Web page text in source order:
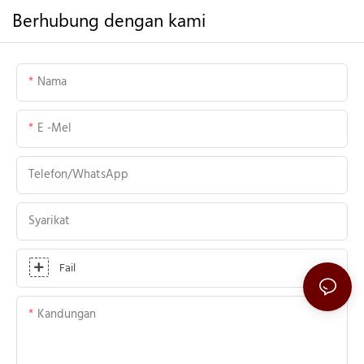
Berhubung dengan kami
Nama
E -mel
Telefon/WhatsApp
Syarikat
Fail
Kandungan